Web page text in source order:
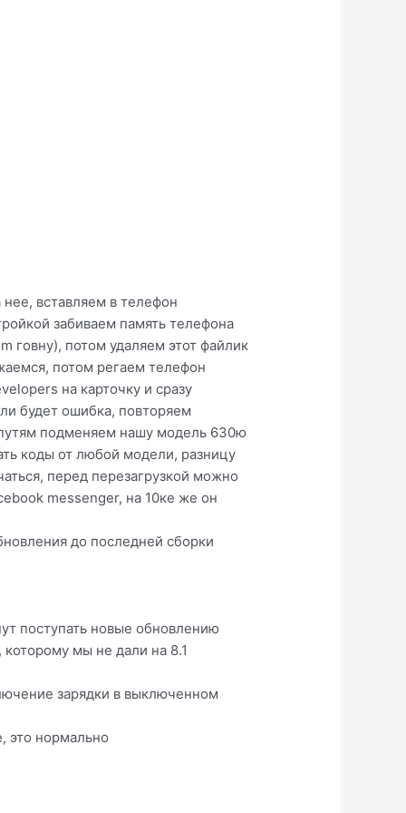
вставляем в телефон
забиваем память телефона
говну), потом удаляем этот файлик
потом регаем телефон
на карточку и сразу
будет ошибка, повторяем
подменяем нашу модель 630ю
коды от любой модели, разницу
перед перезагрузкой можно
messenger, на 10ке же он
до последней сборки
поступать новые обновлению
мы не дали на 8.1
зарядки в выключенном
это нормально